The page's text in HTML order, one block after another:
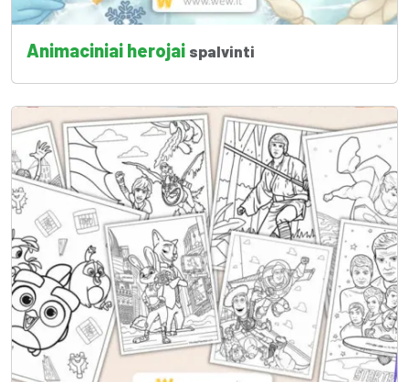
Animaciniai herojai spalvinti